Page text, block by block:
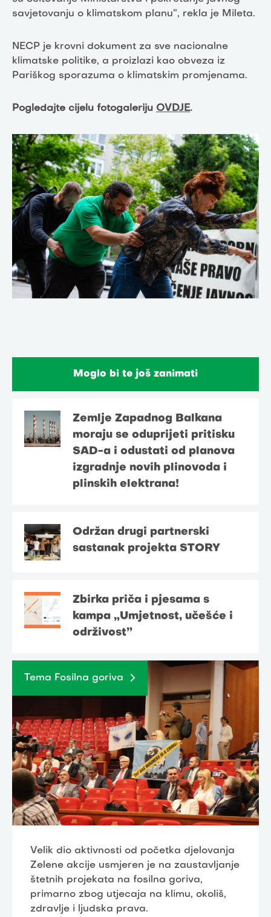
savjetovanju o klimatskom planu”, rekla je Mileta.
NECP je krovni dokument za sve nacionalne
klimatske politike, a proizlazi kao obveza iz
Pariškog sporazuma o klimatskim promjenama.
Pogledajte cijelu fotogaleriju OVDJE.
Moglo bi te još zanimati
Zemlje Zapadnog Balkana
moraju se oduprijeti pritisku
SAD-a i odustati od planova
izgradnje novih plinovoda i
plinskih elektrana!
Održan drugi partnerski
sastanak projekta STORY
Zbirka priča i pjesama s
kampa „Umjetnost, učešće i
održivost”
Tema Fosilna goriva
Velik dio aktivnosti od početka djelovanja
Zelene akcije usmjeren je na zaustavljanje
štetnih projekata na fosilna goriva,
primarno zbog utjecaja na klimu, okoliš,
zdravlje i ljudska prava.